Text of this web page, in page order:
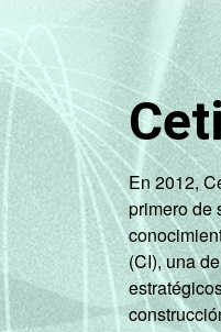
En 2012,
primero de
(CI), una